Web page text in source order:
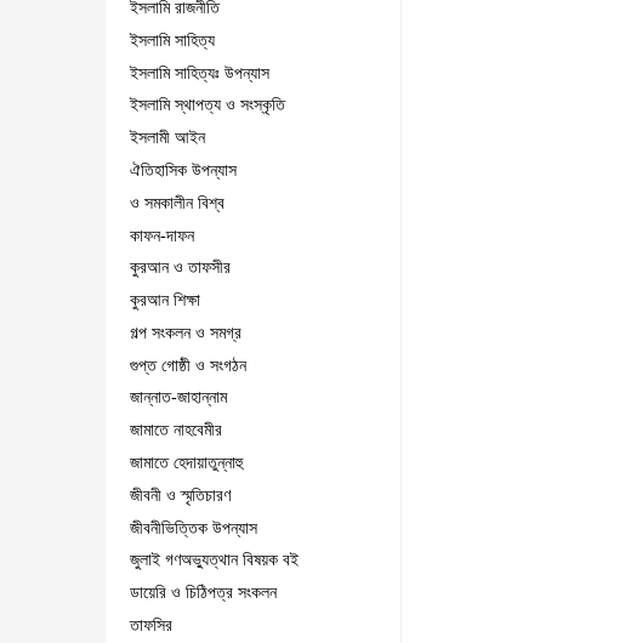
ইসলামি রাজনীতি
ইসলামি সাহিত্য
ইসলামি সাহিত্যঃ উপন্যাস
ইসলামি স্থাপত্য ও সংস্কৃতি
ইসলামী আইন
ঐতিহাসিক উপন্যাস
ও সমকালীন বিশ্ব
কাফন-দাফন
কুরআন ও তাফসীর
কুরআন শিক্ষা
গল্প সংকলন ও সমগ্র
গুপ্ত গোষ্ঠী ও সংগঠন
জান্নাত-জাহান্নাম
জামাতে নাহবেমীর
জামাতে হেদায়াতুন্নাহু
জীবনী ও স্মৃতিচারণ
জীবনীভিত্তিক উপন্যাস
জুলাই গণঅভ্যুত্থান বিষয়ক বই
ডায়েরি ও চিঠিপত্র সংকলন
তাফসির